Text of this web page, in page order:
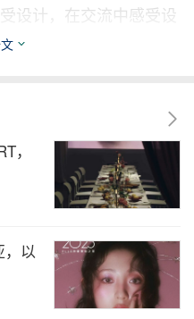
设计，在交流中感受设
待下一次的盛宴，与
。
醇起泡酒、法国3H骑
士干红葡萄酒
圣培露
，
，以